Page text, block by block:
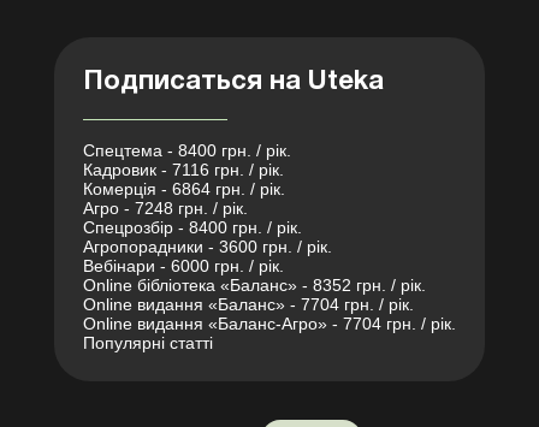
Подписаться на Uteka
Спецтема - 8400 грн. / рік.
Кадровик - 7116 грн. / рік.
Комерція - 6864 грн. / рік.
Агро - 7248 грн. / рік.
Спецрозбір - 8400 грн. / рік.
Агропорадники - 3600 грн. / рік.
Вебінари - 6000 грн. / рік.
Online бібліотека «Баланс» - 8352 грн. / рік.
Online видання «Баланс» - 7704 грн. / рік.
Online видання «Баланс-Агро» - 7704 грн. / рік.
Популярні статті